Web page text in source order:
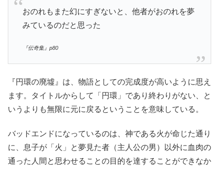
おのれもまた幻にすぎないと、他者がおのれを夢
みているのだと思った
『伝奇集』p80
『円環の廃墟』は、物語としての完成度が高いように思え
ます。タイトルからして「円環」であり終わりがない、と
いうよりも無限に元に戻るということを意味している。
バッドエンドになっているのは、神である火が命じた通り
に、息子が「火」と夢見た者（主人公の男）以外に血肉の
通った人間と思わせることの目的を達することができなか